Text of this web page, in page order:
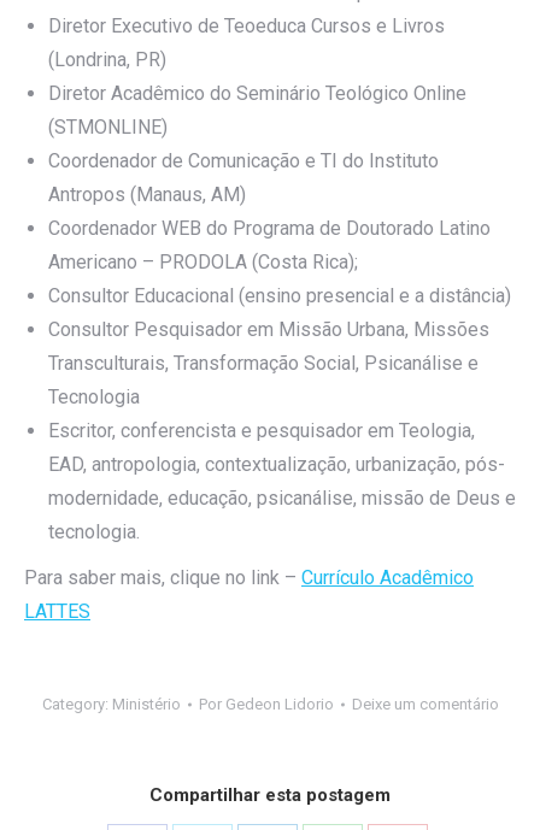
Diretor Executivo de Teoeduca Cursos e Livros
(Londrina, PR)
Diretor Acadêmico do Seminário Teológico Online
(STMONLINE)
Coordenador de Comunicação e TI do Instituto
Antropos (Manaus, AM)
Coordenador WEB do Programa de Doutorado Latino
Americano – PRODOLA (Costa Rica);
Consultor Educacional (ensino presencial e a distância)
Consultor Pesquisador em Missão Urbana, Missões
Transculturais, Transformação Social, Psicanálise e
Tecnologia
Escritor, conferencista e pesquisador em Teologia,
EAD, antropologia, contextualização, urbanização, pós-
modernidade, educação, psicanálise, missão de Deus e
tecnologia.
Para saber mais, clique no link – Currículo Acadêmico
LATTES
Category: Ministério Por Gedeon Lidorio Deixe um comentário
Compartilhar esta postagem